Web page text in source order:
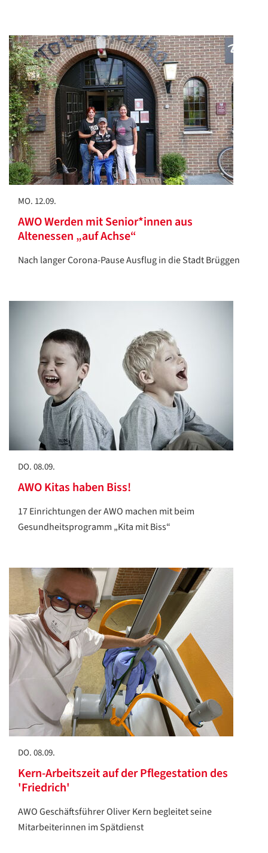
MO. 12.09.
AWO Werden mit Senior*innen aus
Altenessen „auf Achse“
Nach langer Corona-Pause Ausflug in die Stadt Brüggen
DO. 08.09.
AWO Kitas haben Biss!
17 Einrichtungen der AWO machen mit beim
Gesundheitsprogramm „Kita mit Biss“
DO. 08.09.
Kern-Arbeitszeit auf der Pflegestation des
'Friedrich'
AWO Geschäftsführer Oliver Kern begleitet seine
Mitarbeiterinnen im Spätdienst
Datenschutzerklärung
Datenschutzerklärung
Google
Datenschutzerklärung
Übersetzen
/